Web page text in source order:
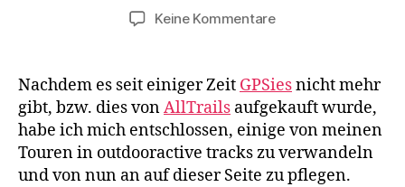
Keine Kommentarezu
verfügbar
Nachdem es seit einiger Zeit GPSiesnicht mehr
gibt, bzw. dies vonAllTrails aufgekauft wurde,
habe ich mich entschlossen, einige von meinen
Touren in outdooractive tracks zu verwandeln
und von nun an auf dieser Seite zu pflegen.